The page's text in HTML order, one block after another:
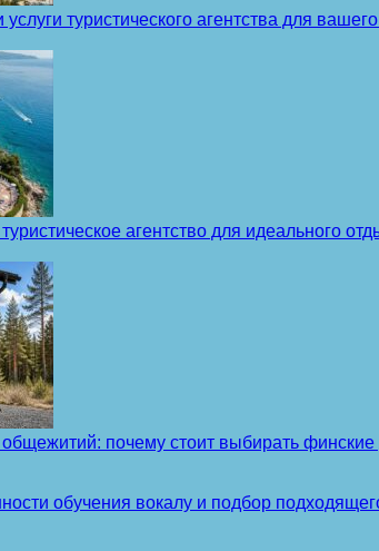
туристического агентства для
агентство для идеального
почему стоит выбирать финские
обучения вокалу и подбор